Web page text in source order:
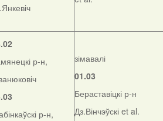
р-н,
р-н,
зімавалі
01.03
Бераставіцкі р-н
Дз.Вінчэўскі et al.